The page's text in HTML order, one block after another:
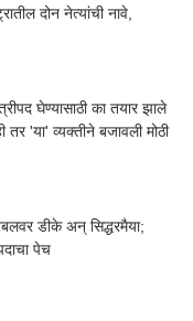
दोन नेत्यांची नावे,
घेण्यासाठी का तयार झाले
तर 'या' व्यक्तीने बजावली मोठी
डीके अन् सिद्धरमैया;
पेच